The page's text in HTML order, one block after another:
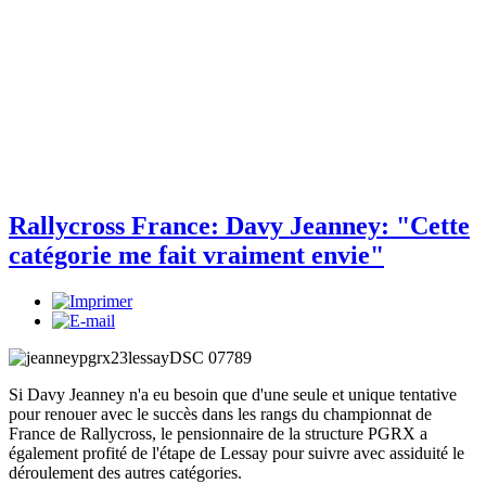
Rallycross France: Davy Jeanney: "Cette
catégorie me fait vraiment envie"
Si Davy Jeanney n'a eu besoin que d'une seule et unique tentative
pour renouer avec le succès dans les rangs du championnat de
France de Rallycross, le pensionnaire de la structure PGRX a
également profité de l'étape de Lessay pour suivre avec assiduité le
déroulement des autres catégories.